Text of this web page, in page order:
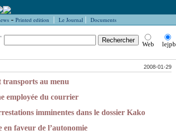
- Printed edition | Le Journal | Documents
Web lejpb
2008-01-29
transports au menu
employée du courrier
imminentes dans le dossier Kako
faveur de l’autonomie